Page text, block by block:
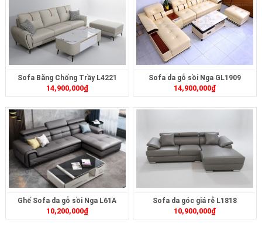
Sofa Băng Chống Trầy L4221
14,900,000₫
Sofa da gỗ sồi Nga GL1909
14,900,000₫
Ghế Sofa da gỗ sồi Nga L61A
10,200,000₫
Sofa da góc giá rẻ L1818
10,900,000₫